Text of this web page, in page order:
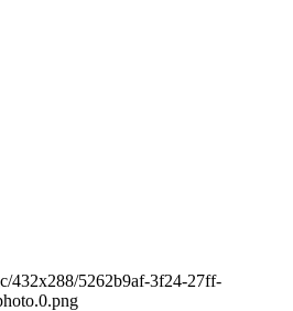
432x288/5262b9af-3f24-27ff-